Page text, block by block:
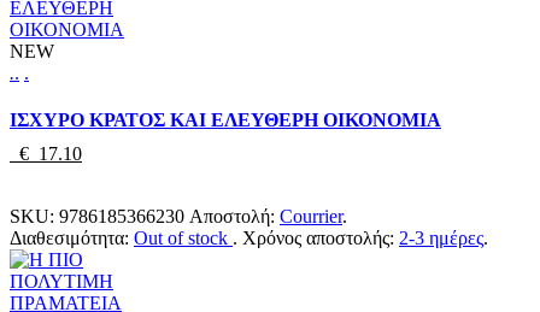
NEW
.. .
ΙΣΧΥΡΟ ΚΡΑΤΟΣ ΚΑΙ ΕΛΕΥΘΕΡΗ ΟΙΚΟΝΟΜΙΑ
€ 17.10
SKU: 9786185366230 Αποστολή: Courrier.
Διαθεσιμότητα: Out of stock . Χρόνος αποστολής: 2-3 ημέρες.